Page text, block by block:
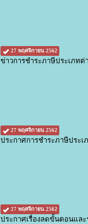
27 พฤศจิกายน 2562
ข่าวการชำระภาษีประเภทต่
27 พฤศจิกายน 2562
ประกาศการชำระภาษีประ
27 พฤศจิกายน 2562
ประกาศเรื่องลดขั้นตอนแล